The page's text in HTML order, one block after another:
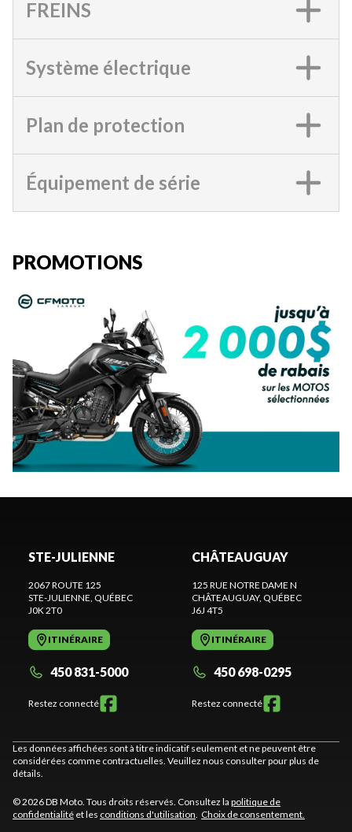
FREINS
Système électrique
Plan de protection
Équipement de série
PROMOTIONS
STE-JULIENNE
2067 ROUTE 125
STE-JULIENNE, QUÉBEC
J0K 2T0
ITINÉRAIRE
450 831-5000
Restez connecté
CHÂTEAUGUAY
125 RUE NOTRE DAME N
CHÂTEAUGUAY, QUÉBEC
J6J 4T5
ITINÉRAIRE
450 698-0295
Restez connecté
Les données affichées sont à titre indicatif seulement et ne peuvent être
considérées comme contractuelles. Veuillez nous consulter pour plus de
détails.
© 2026 DB Moto. Tous droits réservés. Consultez la politique de
confidentialité et les conditions d'utilisation. Choix de consentement.